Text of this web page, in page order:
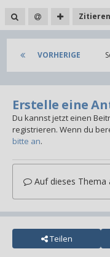
Zitieren
VORHERIGE
Erstelle eine
Du kannst jetzt einen
registrieren. Wenn du
bitte an.
Auf dieses Thema
Teilen